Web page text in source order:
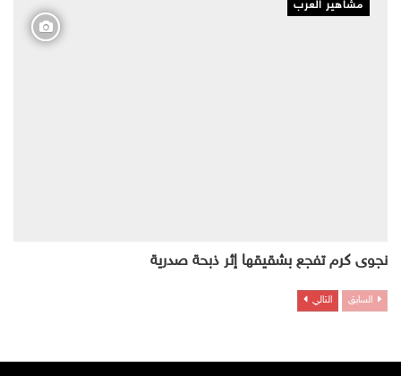
مشاهير العرب
نجوى كرم تفجع بشقيقها إثر ذبحة صدرية
السابق التالي